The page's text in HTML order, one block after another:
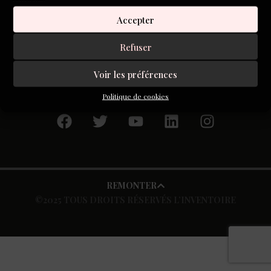
Accepter
Refuser
Voir les préférences
Politique de cookies
regarder en face. Alors comment composer avec ce réel
imprenable dans un monde où l’Intelligence artificielle est
en passe de créer une nouvelle langue ?
S'inscrire à la newsletter
REMONTER